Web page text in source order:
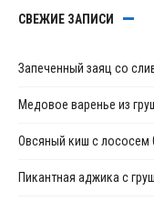
СВЕЖИЕ ЗАПИСИ
Запеченный заяц со
Медовое варенье из
Овсяный киш с лососем
Пикантная аджика с